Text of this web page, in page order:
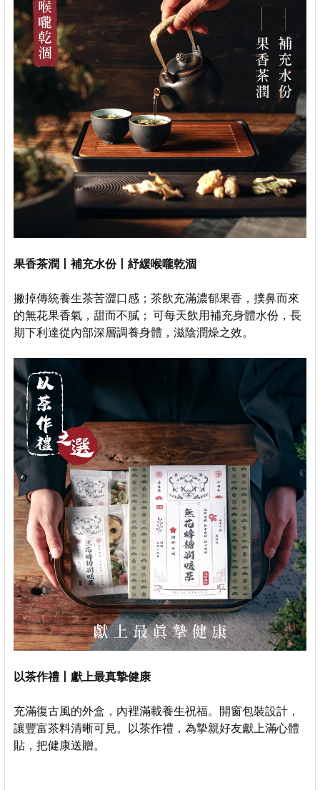
果香茶潤丨補充水份丨紓緩喉嚨乾涸
撇掉傳統養生茶苦澀口感；茶飲充滿濃郁果香，撲鼻而來
的無花果香氣，甜而不膩； 可每天飲用補充身體水份，長
期下利達從內部深層調養身體，滋陰潤燥之效。
以茶作禮丨獻上最真摯健康
充滿復古風的外盒，內裡滿載養生祝福。開窗包裝設計，
讓豐富茶料清晰可見。以茶作禮，為摯親好友獻上滿心體
貼，把健康送贈。